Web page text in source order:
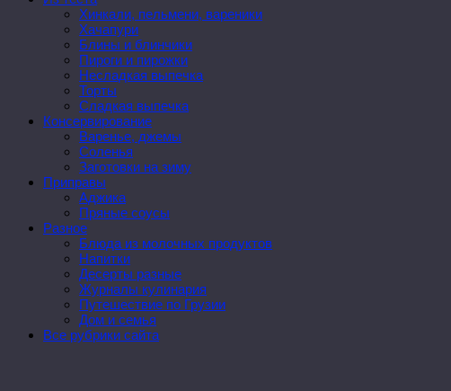
Хинкали, пельмени, вареники
Хачапури
Блины и блинчики
Пироги и пирожки
Несладкая выпечка
Торты
Сладкая выпечка
Консервирование
Варенье, джемы
Соленья
Заготовки на зиму
Приправы
Аджика
Пряные соусы
Разное
Блюда из молочных продуктов
Напитки
Десерты разные
Журналы кулинария
Путешествие по Грузии
Дом и семья
Все рубрики сайта